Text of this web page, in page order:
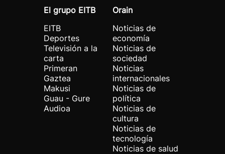
El grupo EITB
EITB
Deportes
Televisión a la
carta
Primeran
Gaztea
Makusi
Guau - Gure
Audioa
Orain
Noticias de
economía
Noticias de
sociedad
Noticias
internacionales
Noticias de
política
Noticias de
cultura
Noticias de
tecnología
Noticias de salud